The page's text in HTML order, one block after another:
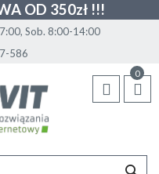
OD 350zł !!!
Sob. 8:00-14:00
586
0